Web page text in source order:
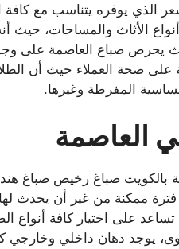
الذي يوفره يتناسب مع كافة
الأثاث والمساحات، حيث أنه
يحرص صباع العاصمة على
صحة العملاء حيث أن
المفرطة وغيرها.
العاصمة
بالكويت صباغ رخيص صباغ
ممكنة من غير أن يحدث لها
على اختيار كافة أنواع
يوجد دهان داخلي وخارجي